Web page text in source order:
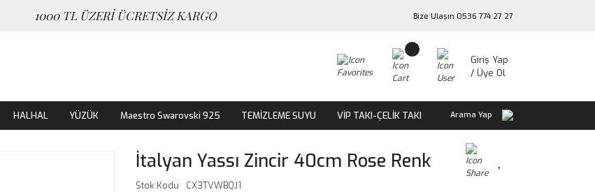
1000 TL ÜZERİ ÜCRETSİZ KARGO Bize Ulaşın 0536 774 27 27
Giriş Yap
/ Üye Ol
HALHAL YÜZÜK Maestro Swarovski 925 TEMİZLEME SUYU VİP TAKI-ÇELİK TAKI Arama Yap
İtalyan Yassı Zincir 40cm Rose Renk
Stok Kodu CX3TVWBQJ1